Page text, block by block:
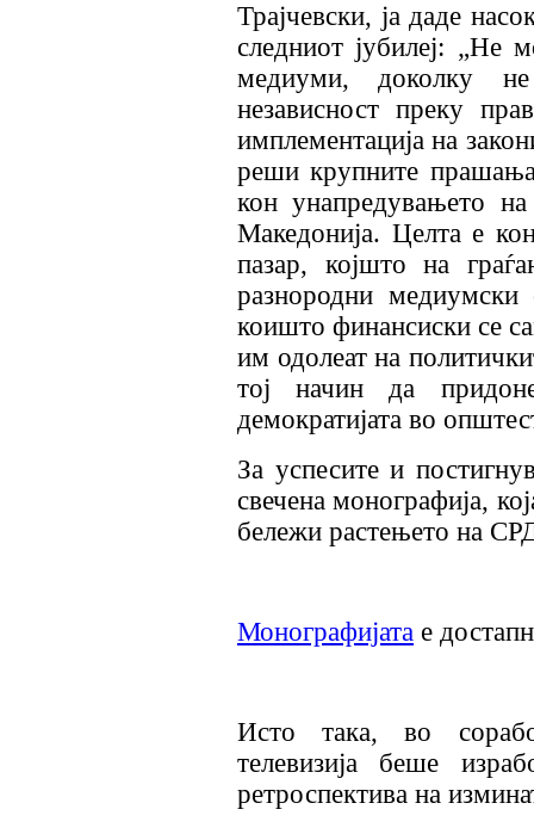
Трајчевски, ја даде
следниот јубилеј: „Не
медиуми, доколку
независност преку
имплементација на
реши крупните
кон унапредувањето
Македонија. Целта е
пазар, којшто на
разнородни
коишто финансиски се
им одолеат на
тој начин да
демократијата во
За успесите и
свечена монографија,
бележи растењето на
Монографијата е
Исто така, во
телевизија беше
ретроспектива на